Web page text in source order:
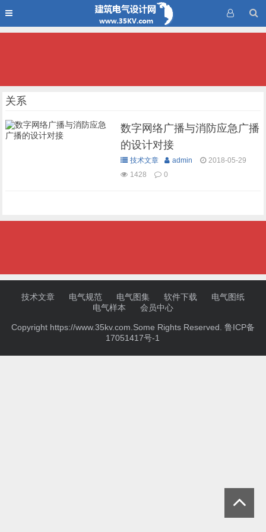
关系
数字网络广播与消防应急广播
的设计对接
技术文章 admin
2018-05-29
1428
0
技术文章 电气规范 电气图集 软件下载
电气图纸
电气样本
会员中心
Copyright https://www.35kv.com.Some Rights Reserved. 鲁ICP备
17051417号-1